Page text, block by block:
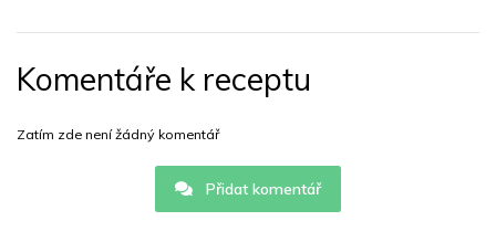
Komentáře k receptu
Zatím zde není žádný komentář
Přidat komentář